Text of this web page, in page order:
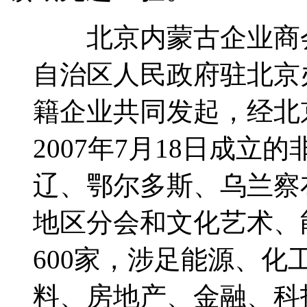
北京内蒙古企业商
自治区人民政府驻北
籍企业共同发起，经
2007年7月18日成立的
辽、鄂尔多斯、乌兰
地区分会和文化艺术
600家，涉足能源、化
料、房地产、金融、